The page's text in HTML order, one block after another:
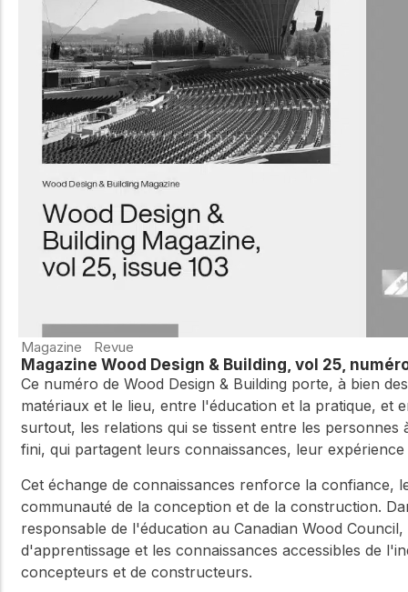
Magazine Revue
Magazine Wood Design & Building, vol 25,
Ce numéro de Wood Design & Building porte, à bien
matériaux et le lieu, entre l'éducation et la pratique, et
surtout, les relations qui se tissent entre les
fini, qui partagent leurs connaissances, leur
Cet échange de connaissances renforce la confiance,
communauté de la conception et de la construction.
responsable de l'éducation au Canadian Wood
d'apprentissage et les connaissances accessibles de
concepteurs et de constructeurs.